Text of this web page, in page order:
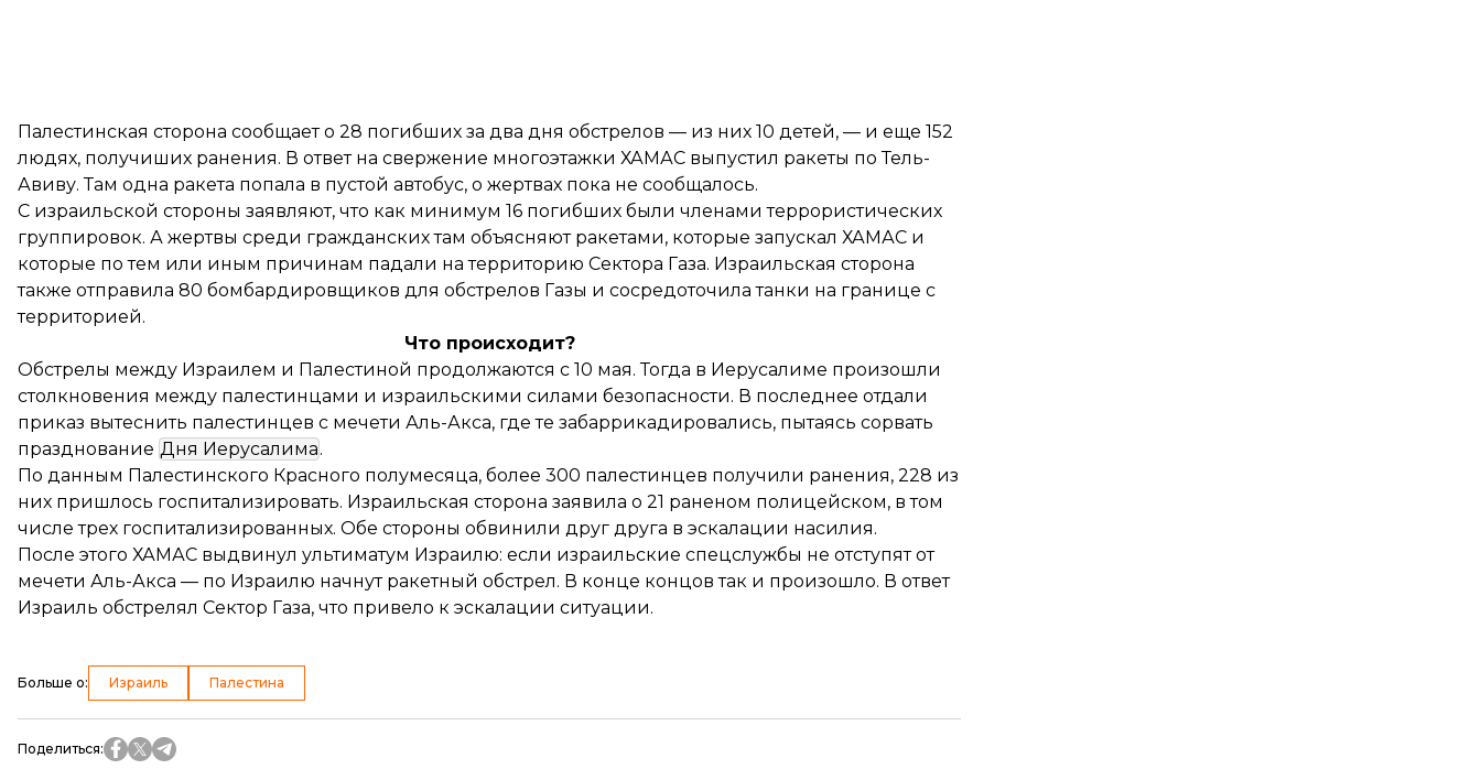
Палестинская сторона сообщает о 28 погибших за два дня обстрелов — из них 10 детей, — и еще 152
людях, получиших ранения. В ответ на свержение многоэтажки ХАМАС выпустил ракеты по Тель-
Авиву. Там одна ракета попала в пустой автобус, о жертвах пока не сообщалось.
С израильской стороны заявляют, что как минимум 16 погибших были членами террористических
группировок. А жертвы среди гражданских там объясняют ракетами, которые запускал ХАМАС и
которые по тем или иным причинам падали на территорию Сектора Газа. Израильская сторона
также отправила 80 бомбардировщиков для обстрелов Газы и сосредоточила танки на границе с
территорией.
Что происходит?
Обстрелы между Израилем и Палестиной продолжаются с 10 мая. Тогда в Иерусалиме произошли
столкновения между палестинцами и израильскими силами безопасности. В последнее отдали
приказ вытеснить палестинцев с мечети Аль-Акса, где те забаррикадировались, пытаясь сорвать
празднование Дня Иерусалима.
По данным Палестинского Красного полумесяца, более 300 палестинцев получили ранения, 228 из
них пришлось госпитализировать. Израильская сторона заявила о 21 раненом полицейском, в том
числе трех госпитализированных. Обе стороны обвинили друг друга в эскалации насилия.
После этого ХАМАС выдвинул ультиматум Израилю: если израильские спецслужбы не отступят от
мечети Аль-Акса — по Израилю начнут ракетный обстрел. В конце концов так и произошло. В ответ
Израиль обстрелял Сектор Газа, что привело к эскалации ситуации.
Больше о: Израиль Палестина
Поделиться: